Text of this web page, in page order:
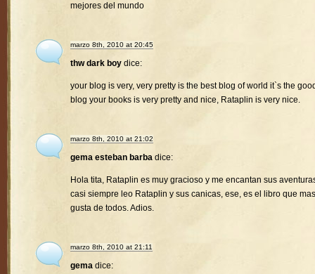
mejores del mundo
marzo 8th, 2010 at 20:45
thw dark boy dice:
your blog is very, very pretty is the best blog of world it`s the
blog your books is very pretty and nice, Rataplin is very nice.
marzo 8th, 2010 at 21:02
gema esteban barba dice:
Hola tita, Rataplin es muy gracioso y me encantan sus
casi siempre leo Rataplin y sus canicas, ese, es el libro que
gusta de todos. Adios.
marzo 8th, 2010 at 21:11
gema dice: